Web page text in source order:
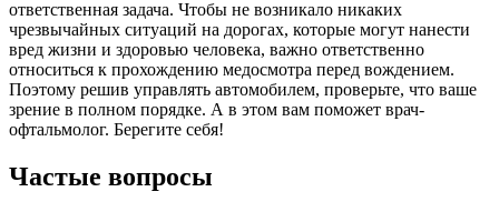
ответственная задача. Чтобы не возникало никаких
чрезвычайных ситуаций на дорогах, которые могут нанести
вред жизни и здоровью человека, важно ответственно
относиться к прохождению медосмотра перед вождением.
Поэтому решив управлять автомобилем, проверьте, что ваше
зрение в полном порядке. А в этом вам поможет врач-
офтальмолог. Берегите себя!
Частые вопросы